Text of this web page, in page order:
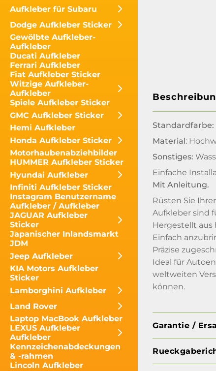
Aufkleber für Subaru
Dodge Aufkleber Sticker
Gewölbte Aufkleber-
Aufkleber
Ducati Aufkleber
Ferrari Aufkleber
Fiat Aufkleber Sticker
Witzige Aufkleber-
Aufkleber
Spiele Aufkleber Sticker
GMC Aufkleber Sticker
Hemi Aufkleber
Honda Aufkleber Sticker
Motorhaubenabziehbilder
HUMMER Aufkleber Sticker
Hyundai Aufkleber
Infiniti Aufkleber Sticker
Instagram Benutzername
Aufkleber / Aufkleber
JAGUAR Aufkleber
Sticker
Japanischer Inlandsmarkt
JDM
Jeep Aufkleber
KIA Motors Aufkleber
Sticker
Lamborghini Aufkleber
Land Rover
Laptop MacBook Aufkleber
LEXUS Aufkleber
Aufkleber
Kennzeichenabdeckungen
& -rahmen
Lincoln Aufkleber
Standardfarbe:
Material:
Sonstiges:
Einfache
Mit Anleitung.
Rüsten Sie
Aufkleber sind
Hergestellt
Einfach
Präzise
Ideal für
weltweiten
können.
Garantie /